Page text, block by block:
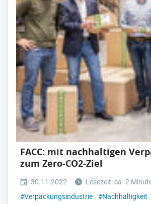
FACC: mit nachhaltigen
zum Zero-CO2-Ziel
30.11.2022
Lesezeit: ca. 2
#Verpackungsindustrie #Nachhaltigkeit